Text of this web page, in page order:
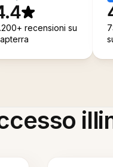
recensioni su